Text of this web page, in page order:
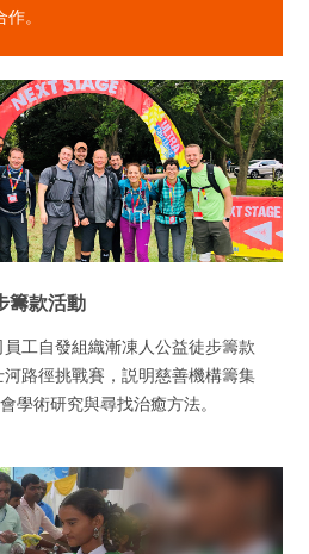
。
籌款活動
員工自發組織漸凍人公益徒步籌款
路徑挑戰賽，説明慈善機構籌集
學術研究與尋找治癒方法。